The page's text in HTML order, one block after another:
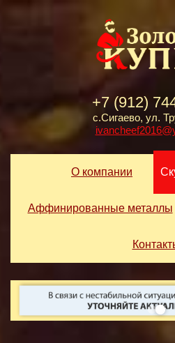
+7 (912)
с.Сигаево, ул.
О компании
Аффинированные металлы